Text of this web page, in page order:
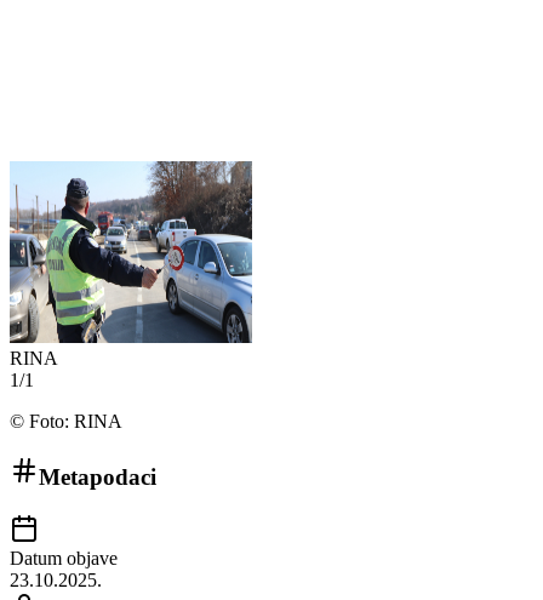
RINA
1/1
© Foto: RINA
Metapodaci
Datum objave
23.10.2025.